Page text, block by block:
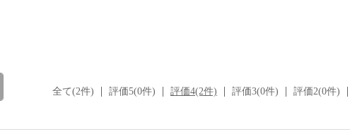
全て(2件) 評価5(0件) 評価4(2件) 評価3(0件) 評価2(0件)